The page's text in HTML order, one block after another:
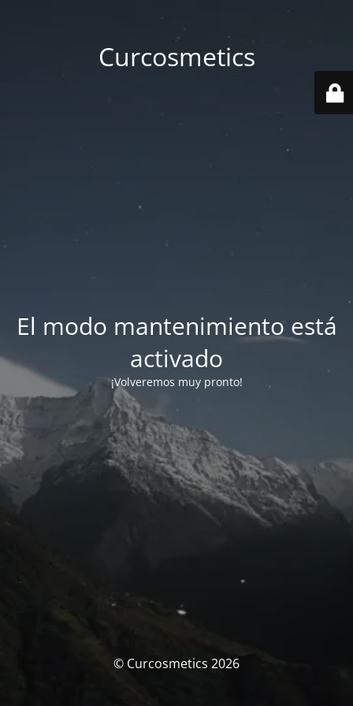
Curcosmetics
El modo mantenimiento está
activado
¡Volveremos muy pronto!
© Curcosmetics 2026